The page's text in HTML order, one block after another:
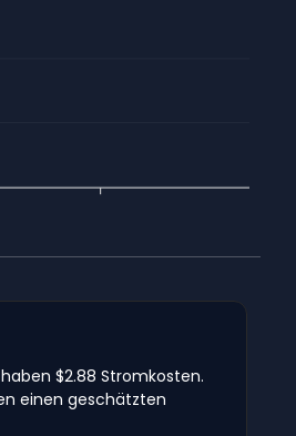
$2.88 Stromkosten.
einen geschätzten